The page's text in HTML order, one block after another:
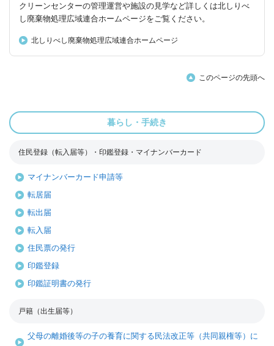
クリーンセンターの管理運営や施設の見学など詳しくは北しりべ
し廃棄物処理広域連合ホームページをご覧ください。
北しりべし廃棄物処理広域連合ホームページ
このページの先頭へ
暮らし・手続き
住民登録（転入届等）・印鑑登録・マイナンバーカード
マイナンバーカード申請等
転居届
転出届
転入届
住民票の発行
印鑑登録
印鑑証明書の発行
戸籍（出生届等）
父母の離婚後等の子の養育に関する民法改正等（共同親権等）に